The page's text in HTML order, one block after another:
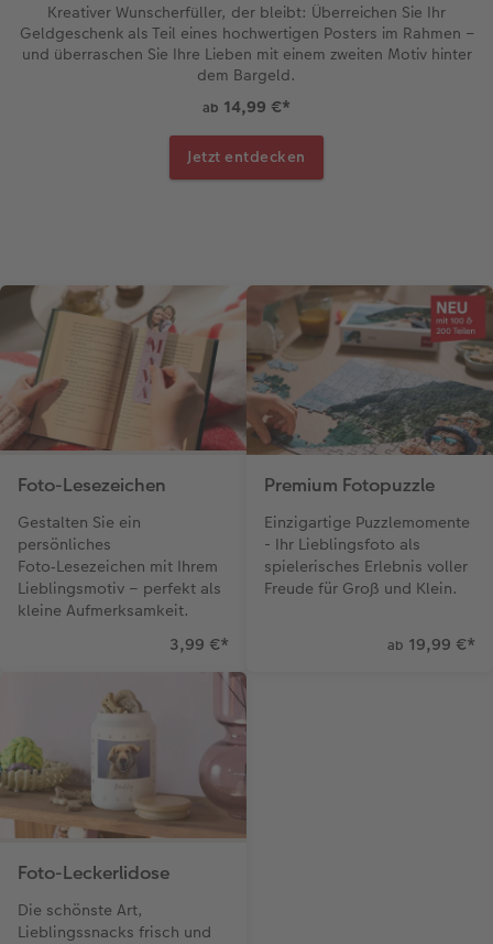
Kreativer Wunscherfüller, der bleibt: Überreichen Sie Ihr
Geldgeschenk als Teil eines hochwertigen Posters im Rahmen –
und überraschen Sie Ihre Lieben mit einem zweiten Motiv hinter
dem Bargeld.
ab 14,99 €*
Jetzt entdecken
Foto-Lesezeichen
Gestalten Sie ein
persönliches
Foto‑Lesezeichen mit Ihrem
Lieblingsmotiv – perfekt als
kleine Aufmerksamkeit.
3,99 €*
Premium Fotopuzzle
Einzigartige Puzzlemomente
- Ihr Lieblingsfoto als
spielerisches Erlebnis voller
Freude für Groß und Klein.
ab 19,99 €*
Foto-Leckerlidose
Die schönste Art,
Lieblingssnacks frisch und